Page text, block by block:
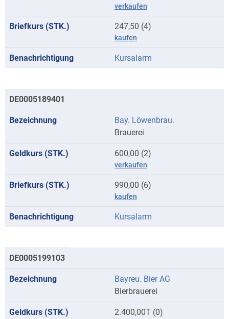
verkaufen
247,50 (4)
kaufen
Kursalarm
DE0005189401
Bay. Löwenbrau.
Brauerei
600,00 (2)
verkaufen
990,00 (6)
kaufen
Kursalarm
DE0005199103
Bayreu. Bier AG
Bierbrauerei
2.400,00T (0)